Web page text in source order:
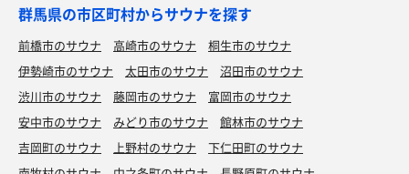
群馬県の市区町村からサウナを探す
前橋市のサウナ 高崎市のサウナ
桐生市のサウナ
伊勢崎市のサウナ
太田市のサウナ
沼田市のサウナ
渋川市のサウナ
藤岡市のサウナ
富岡市のサウナ
安中市のサウナ
みどり市のサウナ
館林市のサウナ
吉岡町のサウナ
上野村のサウナ
下仁田町のサウナ